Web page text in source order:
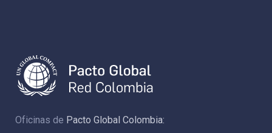
Oficinas de Pacto Global Colombia: